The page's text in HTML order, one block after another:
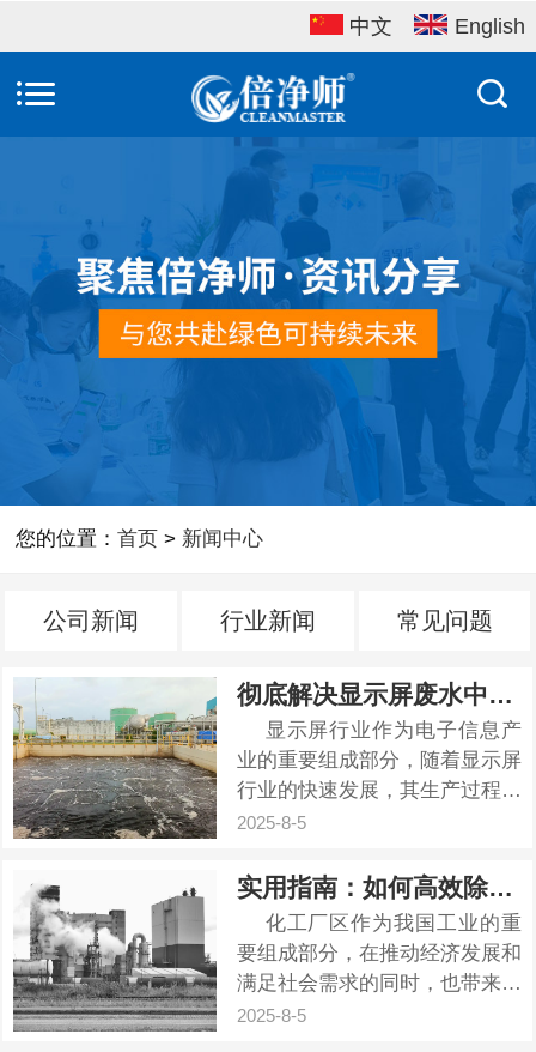
中文 English
您的位置：首页 > 新闻中心
公司新闻 行业新闻 常见问题
彻底解决显示屏废水中的氟污染
显示屏行业作为电子信息产
业的重要组成部分，随着显示屏
行业的快速发展，其生产过程中
会产生大量的废水，所以废水处
这些废水中含有多种污染物，其
中氟化物对环境和人体健康具有
较大的危害。所以氟化物的去除
是废水处理的关键环节，可以使
用除...
2025-8-5
实用指南：如何高效除臭化工厂区
化工厂区作为我国工业的重
要组成部分，在推动经济发展和
满足社会需求的同时，也带来了
环境污染问题。其中，臭气污染
2025-8-5